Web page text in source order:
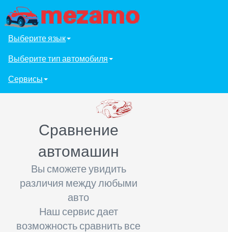
Выберите язык
Выберите тип автомобиля
Сервисы
Сравнение
автомашин
Вы сможете увидить
различия между любыми
авто
Наш сервис дает
возможность сравнить все